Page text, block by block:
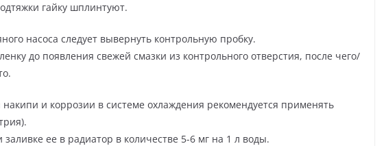
гайку шплинтуют.
насоса следует вывернуть контрольную пробку.
до появления свежей смазки из контрольного отверстия, после чего/
и коррозии в системе охлаждения рекомендуется применять
заливке ее в радиатор в количестве 5-6 мг на 1 л воды.